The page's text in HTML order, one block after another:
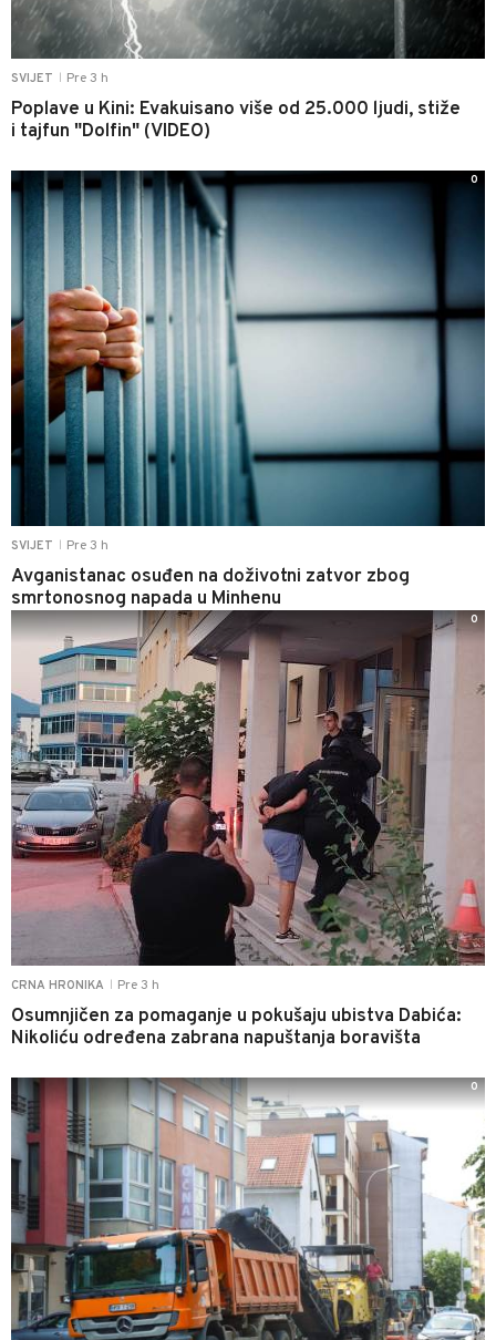
SVIJET Pre 3 h
Poplave u Kini: Evakuisano više od 25.000 ljudi, stiže
i tajfun "Dolfin" (VIDEO)
SVIJET Pre 3 h
Avganistanac osuđen na doživotni zatvor zbog
smrtonosnog napada u Minhenu
0
CRNA HRONIKA Pre 3 h
Osumnjičen za pomaganje u pokušaju ubistva Dabića:
Nikoliću određena zabrana napuštanja boravišta
0
0